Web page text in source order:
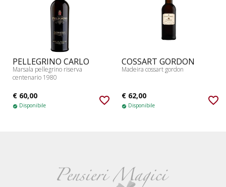
PELLEGRINO CARLO
Marsala pellegrino riserva
centenario 1980
€ 60,00
check_circle Disponibile favorite_border
COSSART GORDON
Madeira cossart gordon
€ 62,00
check_circle Disponibile favorite_border